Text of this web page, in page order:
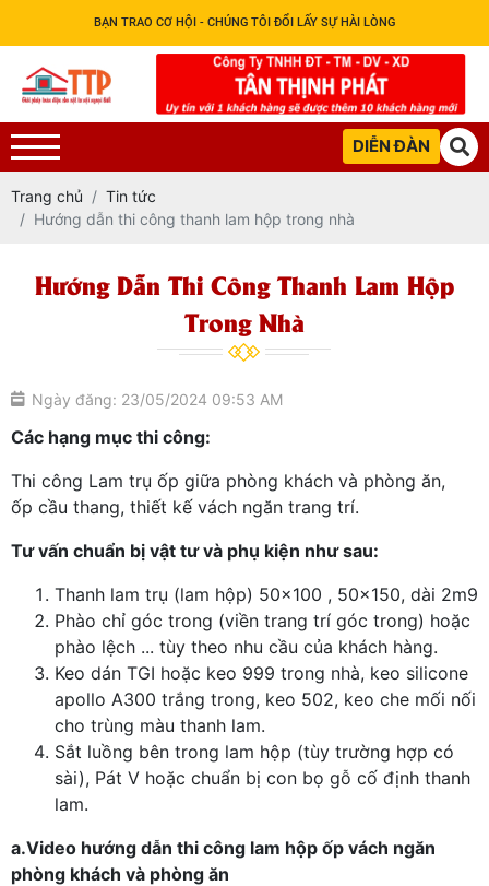
BẠN TRAO CƠ HỘI - CHÚNG TÔI ĐỔI LẤY SỰ HÀI LÒNG
DIỄN ĐÀN
Trang chủ
Tin tức
Hướng dẫn thi công thanh lam hộp trong nhà
Hướng Dẫn Thi Công Thanh Lam Hộp
Trong Nhà
Ngày đăng: 23/05/2024 09:53 AM
Các hạng mục thi công:
Thi công Lam trụ ốp giữa phòng khách và phòng ăn,
ốp cầu thang, thiết kế vách ngăn trang trí.
Tư vấn chuẩn bị vật tư và phụ kiện như sau:
Thanh lam trụ (lam hộp) 50x100 , 50x150, dài 2m9
Phào chỉ góc trong (viền trang trí góc trong) hoặc
phào lệch ... tùy theo nhu cầu của khách hàng.
Keo dán TGI hoặc keo 999 trong nhà, keo silicone
apollo A300 trắng trong, keo 502, keo che mối nối
cho trùng màu thanh lam.
Sắt luồng bên trong lam hộp (tùy trường hợp có
sài), Pát V hoặc chuẩn bị con bọ gỗ cố định thanh
lam.
a.Video hướng dẫn thi công lam hộp ốp vách ngăn
phòng khách và phòng ăn